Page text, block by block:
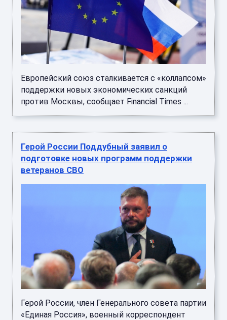
Европейский союз сталкивается с «коллапсом»
поддержки новых экономических санкций
против Москвы, сообщает Financial Times ...
Герой России Поддубный заявил о
подготовке новых программ поддержки
ветеранов СВО
Герой России, член Генерального совета партии
«Единая Россия», военный корреспондент